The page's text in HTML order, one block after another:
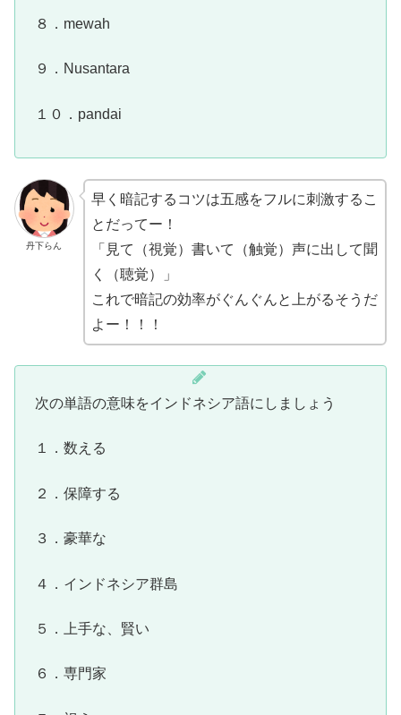
８．mewah
９．Nusantara
１０．pandai
丹下らん
早く暗記するコツは五感をフルに刺激するこ
とだってー！
「見て（視覚）書いて（触覚）声に出して聞
く（聴覚）」
これで暗記の効率がぐんぐんと上がるそうだ
よー！！！
次の単語の意味をインドネシア語にしましょう
１．数える
２．保障する
３．豪華な
４．インドネシア群島
５．上手な、賢い
６．専門家